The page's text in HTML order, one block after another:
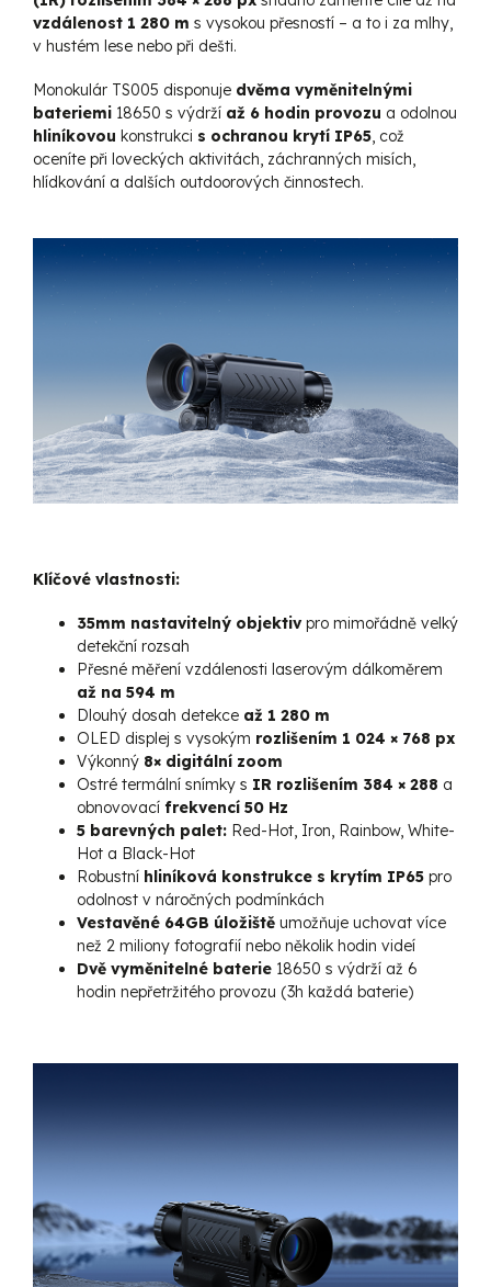
vzdálenost 1 280 m s vysokou přesností – a to i za mlhy,
v hustém lese nebo při dešti.
Monokulár TS005 disponuje dvěma vyměnitelnými
bateriemi 18650 s výdrží až 6 hodin provozu a odolnou
hliníkovou konstrukci s ochranou krytí IP65, což
oceníte při loveckých aktivitách, záchranných misích,
hlídkování a dalších outdoorových činnostech.
Klíčové vlastnosti:
35mm nastavitelný objektivpro mimořádně velký
detekční rozsah
Přesné měření vzdálenosti laserovým dálkoměrem
až na 594 m
Dlouhý dosah detekce až 1 280 m
OLED displej s vysokým rozlišením 1 024 × 768 px
Výkonný 8× digitální zoom
Ostré termální snímky s IR rozlišením 384 × 288 a
obnovovací frekvencí 50 Hz
5 barevných palet: Red-Hot, Iron, Rainbow, White-
Hot a Black-Hot
Robustní hliníková konstrukce s krytím IP65 pro
odolnost v náročných podmínkách
Vestavěné 64GB úložiště umožňuje uchovat více
než 2 miliony fotografií nebo několik hodin videí
Dvě vyměnitelné baterie 18650 s výdrží až 6
hodin nepřetržitého provozu (3h každá baterie)